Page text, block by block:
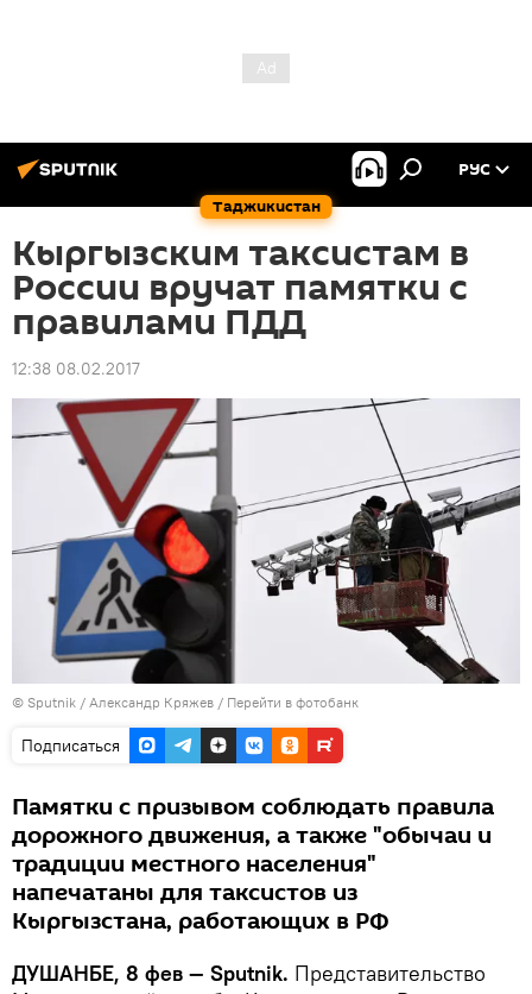
Таджикистан
РУС
Кыргызским таксистам в
России вручат памятки с
правилами ПДД
12:38 08.02.2017
© Sputnik / Александр Кряжев / Перейти в фотобанк
Подписаться
Памятки с призывом соблюдать правила
дорожного движения, а также "обычаи и
традиции местного населения"
напечатаны для таксистов из
Кыргызстана, работающих в РФ
ДУШАНБЕ, 8 фев — Sputnik. Представительство